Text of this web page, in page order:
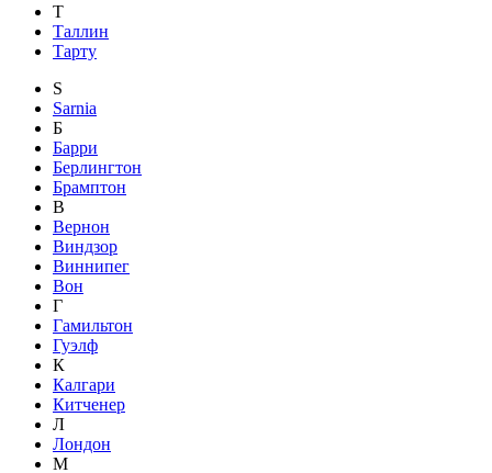
Т
Таллин
Тарту
S
Sarnia
Б
Барри
Берлингтон
Брамптон
В
Вернон
Виндзор
Виннипег
Вон
Г
Гамильтон
Гуэлф
К
Калгари
Китченер
Л
Лондон
М